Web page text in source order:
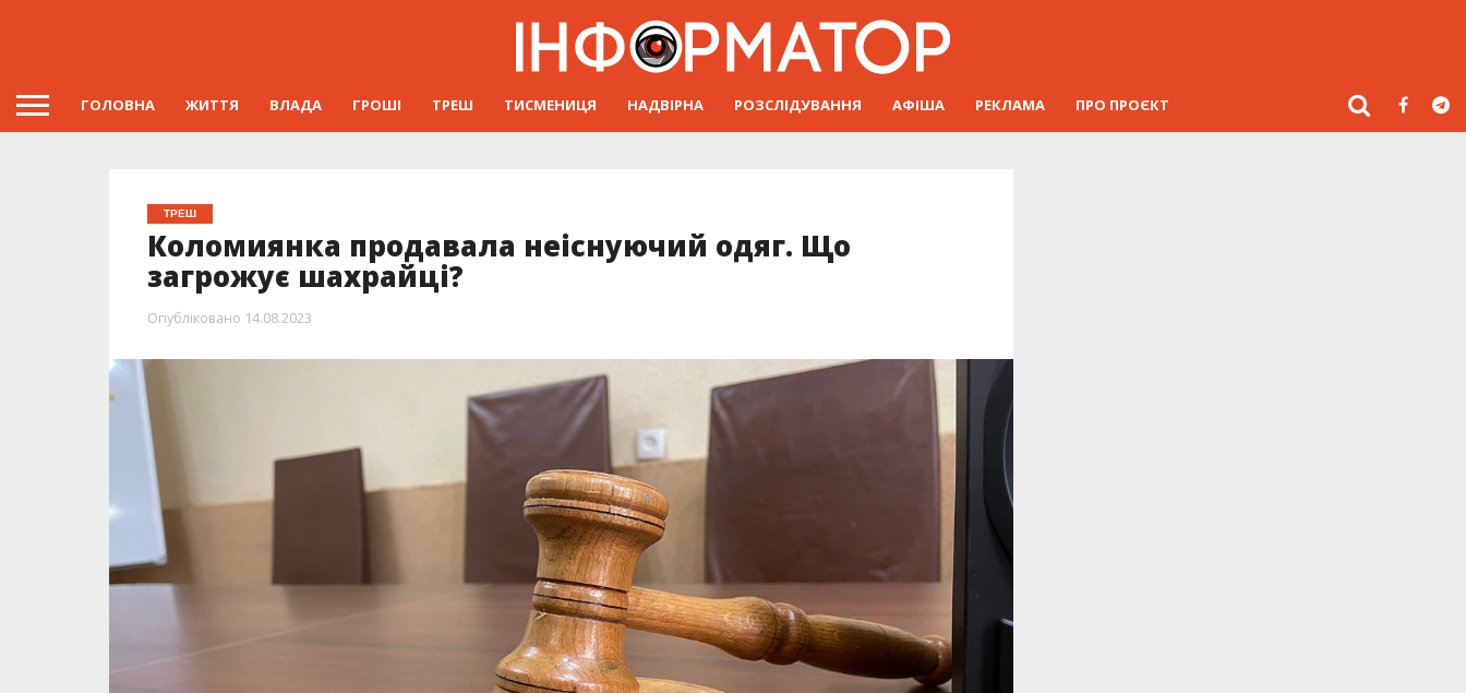
ГОЛОВНА ЖИТТЯ ВЛАДА ГРОШІ ТРЕШ ТИСМЕНИЦЯ НАДВІРНА РОЗСЛІДУВАННЯ АФІША РЕКЛАМА ПРО ПРОЄКТ
ТРЕШ
Коломиянка продавала неіснуючий одяг. Що
загрожує шахрайці?
Опубліковано 14.08.2023